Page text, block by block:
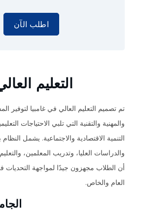
اطلب الآن
التعليم
تم تصميم التعليم العالي في غامبيا لتوفير
والمهنية والتقنية التي تلبي الاحتياجات
التنمية الاقتصادية والاجتماعية. يشمل
والدراسات العليا، وتدريب المعلمين،
أن الطلاب مجهزون جيدًا لمواجهة
العام والخاص.